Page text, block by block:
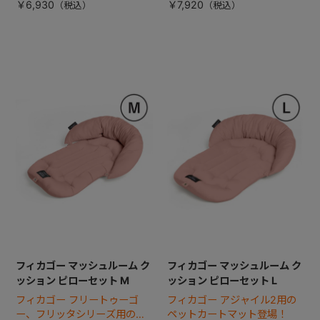
￥6,930 ￥7,920
フィカゴー マッシュルーム ク
ッション ピローセット M
フィカゴー フリートゥーゴ
ー、フリッタシリーズ用のペ
フィカゴー マッシュルーム ク
ッション ピローセット L
フィカゴー アジャイル2用の
ペットカートマット登場！